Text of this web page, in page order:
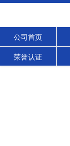
公司首页
荣誉认证